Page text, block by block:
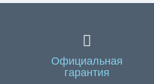
Официальная
гарантия